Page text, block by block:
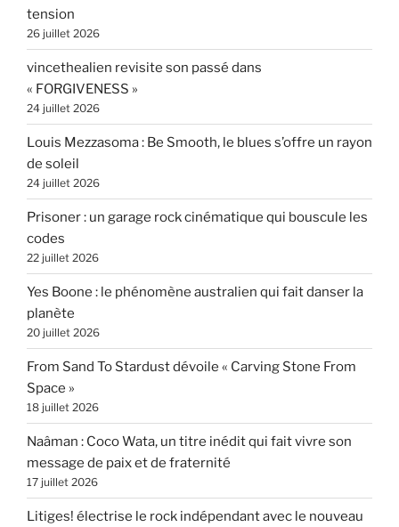
tension
26 juillet 2026
vincethealien revisite son passé dans
« FORGIVENESS »
24 juillet 2026
Louis Mezzasoma : Be Smooth, le blues s’offre un rayon
de soleil
24 juillet 2026
Prisoner : un garage rock cinématique qui bouscule les
codes
22 juillet 2026
Yes Boone : le phénomène australien qui fait danser la
planète
20 juillet 2026
From Sand To Stardust dévoile « Carving Stone From
Space »
18 juillet 2026
Naâman : Coco Wata, un titre inédit qui fait vivre son
message de paix et de fraternité
17 juillet 2026
Litiges! électrise le rock indépendant avec le nouveau